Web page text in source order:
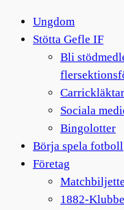
Ungdom
Stötta Gefle IF
Bli
Sociala
Bingolotter
Börja spela fotboll
Företag
1882-